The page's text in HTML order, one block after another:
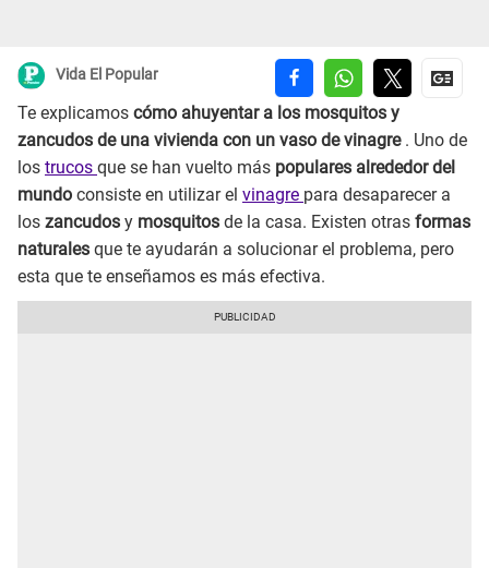
Vida El Popular
Te explicamos cómo ahuyentar a los mosquitos y
zancudos de una vivienda con un vaso de vinagre. Uno de
los trucos que se han vuelto más populares alrededor del
mundo consiste en utilizar el vinagre para desaparecer a
los zancudos y mosquitos de la casa. Existen otras formas
naturales que te ayudarán a solucionar el problema, pero
esta que te enseñamos es más efectiva.